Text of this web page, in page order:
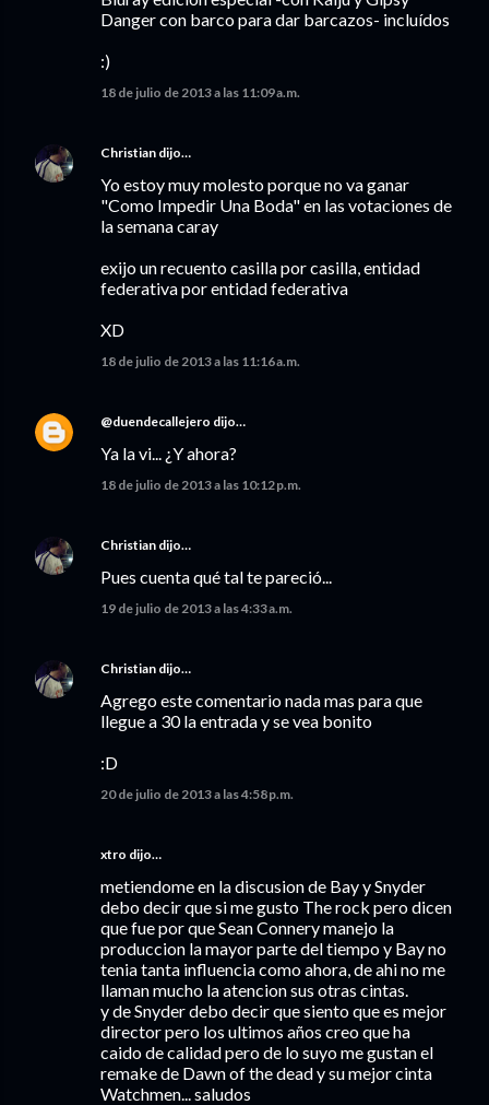
Danger con barco para dar barcazos- incluídos
:)
18 de julio de 2013 a las 11:09 a.m.
Christian dijo…
Yo estoy muy molesto porque no va ganar
"Como Impedir Una Boda" en las votaciones de
la semana caray
exijo un recuento casilla por casilla, entidad
federativa por entidad federativa
XD
18 de julio de 2013 a las 11:16 a.m.
@duendecallejero dijo…
Ya la vi... ¿Y ahora?
18 de julio de 2013 a las 10:12 p.m.
Christian dijo…
Pues cuenta qué tal te pareció...
19 de julio de 2013 a las 4:33 a.m.
Christian dijo…
Agrego este comentario nada mas para que
llegue a 30 la entrada y se vea bonito
:D
20 de julio de 2013 a las 4:58 p.m.
xtro dijo…
metiendome en la discusion de Bay y Snyder
debo decir que si me gusto The rock pero dicen
que fue por que Sean Connery manejo la
produccion la mayor parte del tiempo y Bay no
tenia tanta influencia como ahora, de ahi no me
llaman mucho la atencion sus otras cintas.
y de Snyder debo decir que siento que es mejor
director pero los ultimos años creo que ha
caido de calidad pero de lo suyo me gustan el
remake de Dawn of the dead y su mejor cinta
Watchmen... saludos